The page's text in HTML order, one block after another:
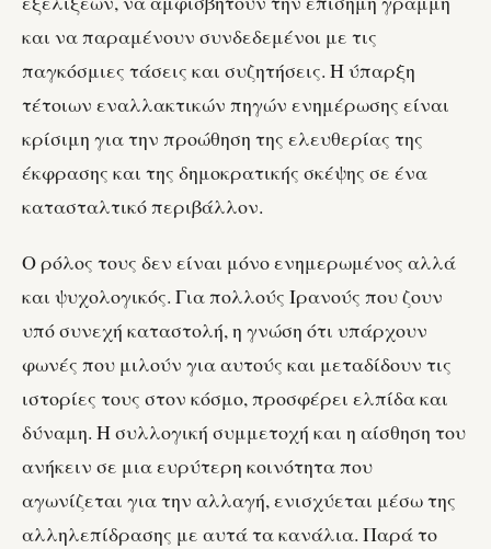
και να παραμένουν συνδεδεμένοι με τις
παγκόσμιες τάσεις και συζητήσεις. Η ύπαρξη
τέτοιων εναλλακτικών πηγών ενημέρωσης είναι
κρίσιμη για την προώθηση της ελευθερίας της
έκφρασης και της δημοκρατικής σκέψης σε ένα
κατασταλτικό περιβάλλον.
Ο ρόλος τους δεν είναι μόνο ενημερωμένος αλλά
και ψυχολογικός. Για πολλούς Ιρανούς που ζουν
υπό συνεχή καταστολή, η γνώση ότι υπάρχουν
φωνές που μιλούν για αυτούς και μεταδίδουν τις
ιστορίες τους στον κόσμο, προσφέρει ελπίδα και
δύναμη. Η συλλογική συμμετοχή και η αίσθηση του
ανήκειν σε μια ευρύτερη κοινότητα που
αγωνίζεται για την αλλαγή, ενισχύεται μέσω της
αλληλεπίδρασης με αυτά τα κανάλια. Παρά το